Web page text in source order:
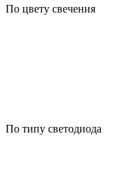
По цвету свечения
По типу светодиода